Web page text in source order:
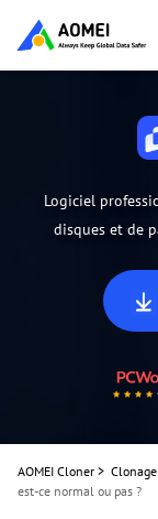
Logiciel
disques et de
AOMEI Cloner >
est-ce normal ou pas ?